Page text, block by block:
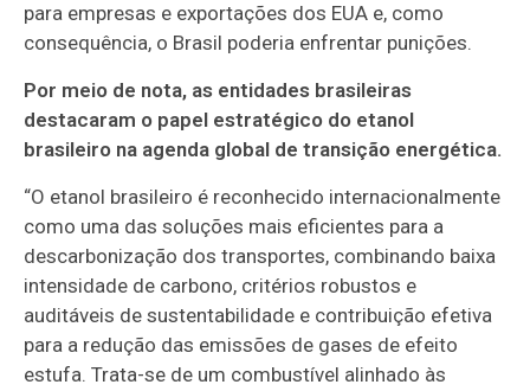
para empresas e exportações dos EUA e, como
consequência, o Brasil poderia enfrentar punições.
Por meio de nota, as entidades brasileiras
destacaram o papel estratégico do etanol
brasileiro na agenda global de transição energética.
“O etanol brasileiro é reconhecido internacionalmente
como uma das soluções mais eficientes para a
descarbonização dos transportes, combinando baixa
intensidade de carbono, critérios robustos e
auditáveis de sustentabilidade e contribuição efetiva
para a redução das emissões de gases de efeito
estufa. Trata-se de um combustível alinhado às